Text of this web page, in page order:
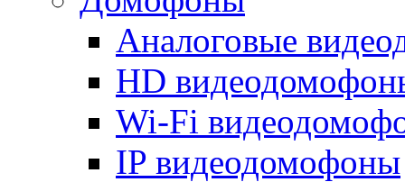
Аналоговые
HD
Wi-Fi
IP видеодомофоны